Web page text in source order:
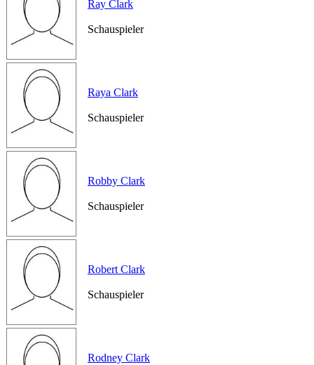
Ray Clark
Schauspieler
Raya Clark
Schauspieler
Robby Clark
Schauspieler
Robert Clark
Schauspieler
Rodney Clark